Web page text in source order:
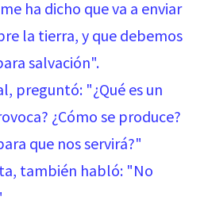
ha dicho que va a enviar
la tierra, y que debemos
salvación".
preguntó: "¿Qué es un
¿Cómo se produce?
que nos servirá?"
también habló: "No